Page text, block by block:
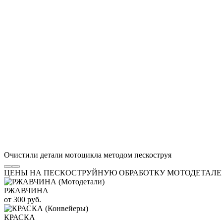
Очистили детали мотоцикла методом пескоструя
ЦЕНЫ НА ПЕСКОСТРУЙНУЮ ОБРАБОТКУ
РЖАВЧИНА
от 300 руб.
КРАСКА